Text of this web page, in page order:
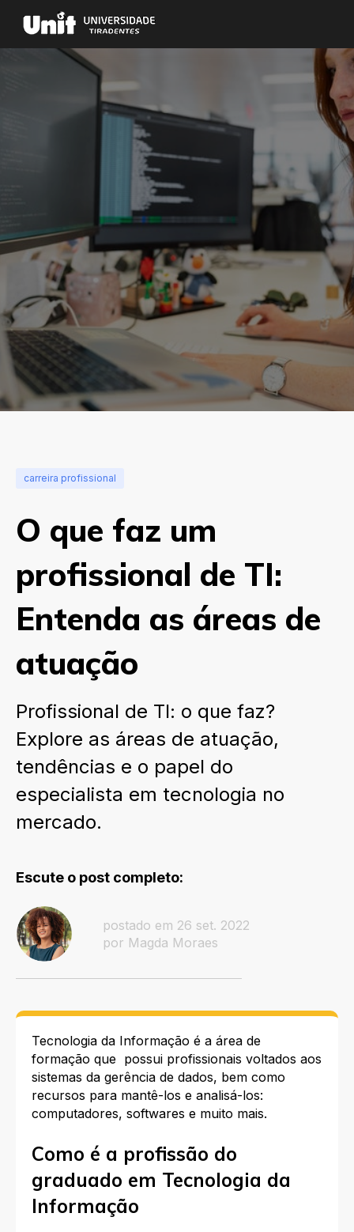
carreira profissional
O que faz um
profissional de TI:
Entenda as áreas de
atuação
Profissional de TI: o que faz?
Explore as áreas de atuação,
tendências e o papel do
especialista em tecnologia no
mercado.
Escute o post completo:
postado em 26 set. 2022
por Magda Moraes
Tecnologia da Informação é a área de
formação que possui profissionais voltados aos
sistemas da gerência de dados, bem como
recursos para mantê-los e analisá-los:
computadores, softwares e muito mais.
Como é a profissão do
graduado em Tecnologia da
Informação